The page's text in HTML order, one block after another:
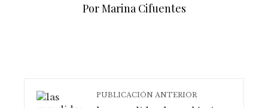
Por Marina Cifuentes
PUBLICACIÓN ANTERIOR